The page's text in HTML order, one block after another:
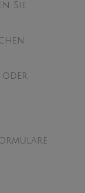
Sie
oder